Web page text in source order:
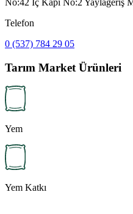
Telefon
0 (537) 784 29 05
Tarım Market Ürünleri
Yem
Yem Katkı